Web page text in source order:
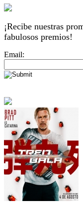
¡Recibe nuestras
fabulosos premios!
Email: